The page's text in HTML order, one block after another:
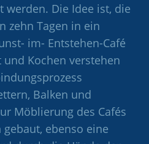
werden. Die Idee ist, die
zehn Tagen in ein
im- Entstehen-Café
Kochen verstehen
Balken und
Möblierung des Cafés
gebaut, ebenso eine